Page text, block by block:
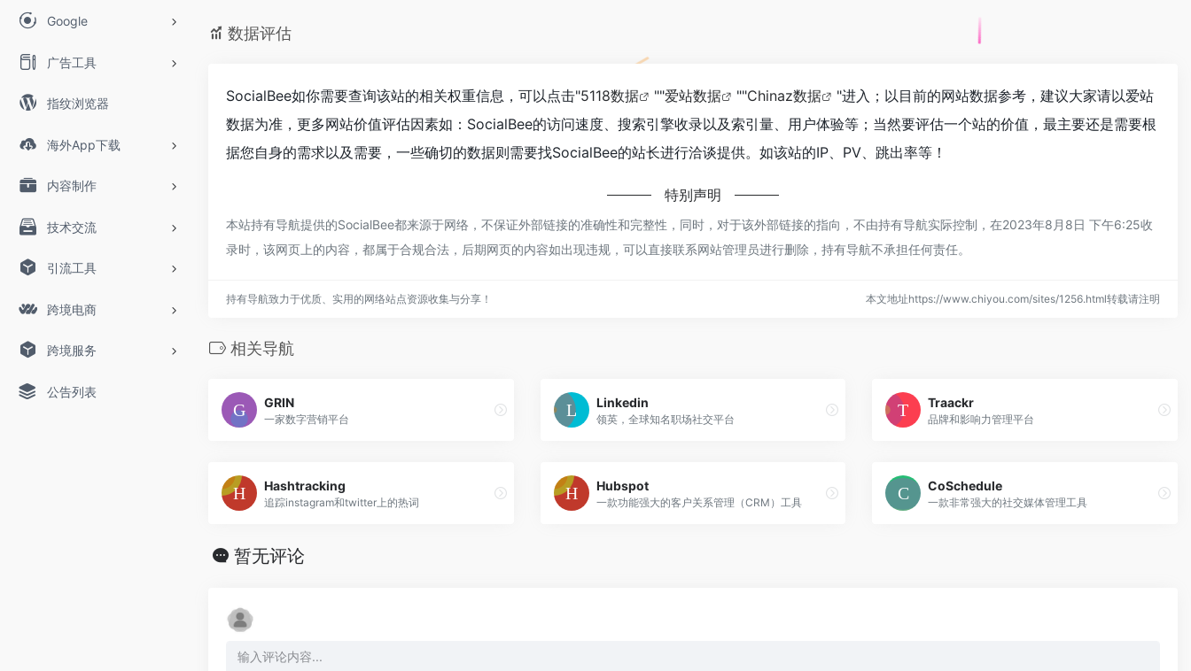
Google
广告工具
指纹浏览器
海外App下载
内容制作
技术交流
引流工具
跨境电商
跨境服务
公告列表
数据评估
SocialBee如你需要查询该站的相关权重信息，可以点击"5118数据 ""爱站数据 ""Chinaz数据
"进入；以目前的网站数据参考，建议大家请以爱站
数据为准，更多网站价值评估因素如：SocialBee的访问速度、搜索引擎收录以及索引量、用户体验等；当然要评估一个站的价值，最主要还是需要根
据您自身的需求以及需要，一些确切的数据则需要找SocialBee的站长进行洽谈提供。如该站的IP、PV、跳出率等！
特别声明
本站持有导航提供的SocialBee都来源于网络，不保证外部链接的准确性和完整性，同时，对于该外部链接的指向，不由持有导航实际控制，在2023年8月8日 下午6:25收
录时，该网页上的内容，都属于合规合法，后期网页的内容如出现违规，可以直接联系网站管理员进行删除，持有导航不承担任何责任。
持有导航致力于优质、实用的网络站点资源收集与分享！ 本文地址https://www.chiyou.com/sites/1256.html转载请注明
相关导航
GRIN
一家数字营销平台
Linkedin
领英，全球知名职场社交平台
Traackr
品牌和影响力管理平台
Hashtracking
追踪instagram和twitter上的热词
Hubspot
一款功能强大的客户关系管理（CRM）工具
CoSchedule
一款非常强大的社交媒体管理工具
暂无评论